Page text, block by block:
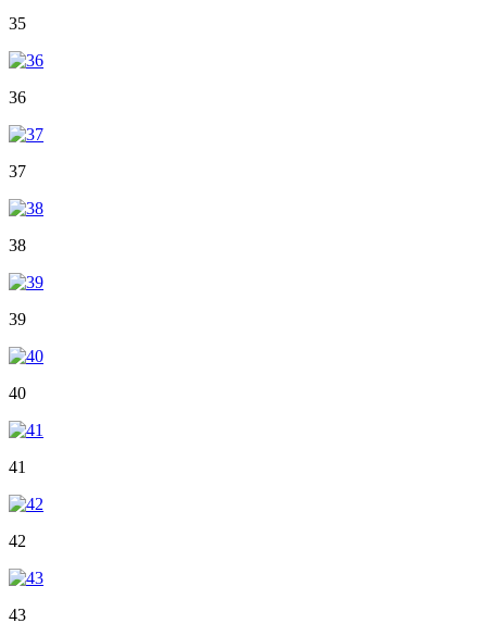
35
36
37
38
39
40
41
42
43